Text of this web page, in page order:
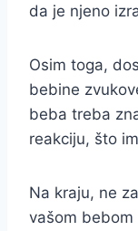
da je njeno
Osim toga,
bebine
beba treba
reakciju, što
Na kraju, ne
vašom